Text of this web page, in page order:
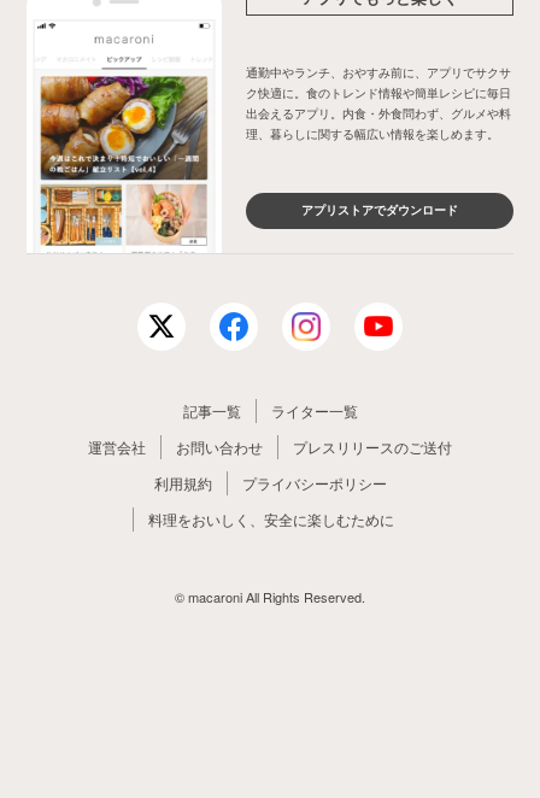
通勤中やランチ、おやすみ前に、アプリでサクサ
ク快適に。食のトレンド情報や簡単レシピに毎日
出会えるアプリ。内食・外食問わず、グルメや料
理、暮らしに関する幅広い情報を楽しめます。
アプリストアでダウンロード
記事一覧
ライター一覧
運営会社
お問い合わせ
プレスリリースのご送付
利用規約
プライバシーポリシー
料理をおいしく、安全に楽しむために
© macaroni All Rights Reserved.